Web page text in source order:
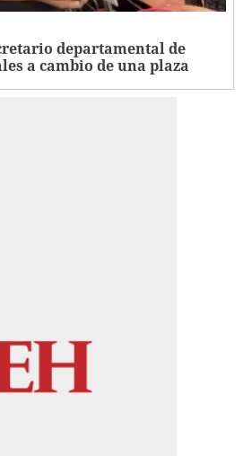
departamental de
a cambio de una plaza